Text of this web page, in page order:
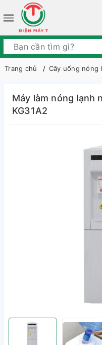
Trang chủ Cây uống nóng
Máy làm nóng lạnh
KG31A2